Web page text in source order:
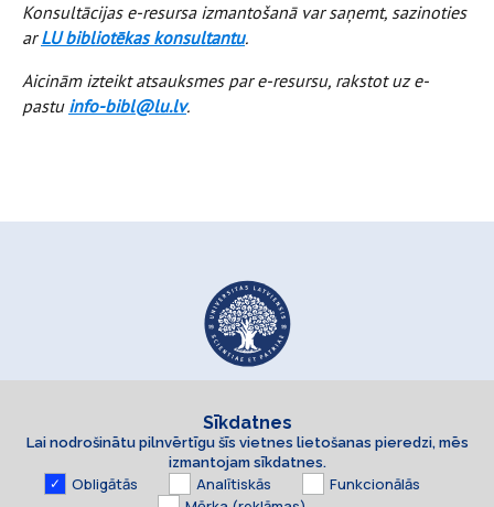
Konsultācijas e-resursa izmantošanā var saņemt, sazinoties
arLU bibliotēkas konsultantu.
Aicinām izteikt atsauksmes par e-resursu, rakstot uz e-
pastu info-bibl@lu.lv.
Sīkdatnes
Lai nodrošinātu pilnvērtīgu šīs vietnes lietošanas pieredzi, mēs
izmantojam sīkdatnes.
Obligātās Analītiskās
Funkcionālās